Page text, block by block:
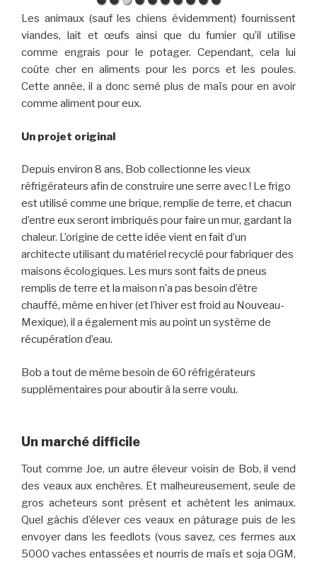
Les animaux (sauf les chiens évidemment) fournissent
viandes, lait et œufs ainsi que du fumier qu’il utilise
comme engrais pour le potager. Cependant, cela lui
coûte cher en aliments pour les porcs et les poules.
Cette année, il a donc semé plus de maïs pour en avoir
comme aliment pour eux.
Un projet original
Depuis environ 8 ans, Bob collectionne les vieux
réfrigérateurs afin de construire une serre avec ! Le frigo
est utilisé comme une brique, remplie de terre, et chacun
d’entre eux seront imbriqués pour faire un mur, gardant la
chaleur. L’origine de cette idée vient en fait d’un
architecte utilisant du matériel recyclé pour fabriquer des
maisons écologiques. Les murs sont faits de pneus
remplis de terre et la maison n’a pas besoin d’être
chauffé, même en hiver (et l’hiver est froid au Nouveau-
Mexique), il a également mis au point un système de
récupération d’eau.
Bob a tout de même besoin de 60 réfrigérateurs
supplémentaires pour aboutir à la serre voulu.
Un marché difficile
Tout comme Joe, un autre éleveur voisin de Bob, il vend
des veaux aux enchères. Et malheureusement, seule de
gros acheteurs sont présent et achètent les animaux.
Quel gâchis d’élever ces veaux en pâturage puis de les
envoyer dans les feedlots (vous savez, ces fermes aux
5000 vaches entassées et nourris de maïs et soja OGM,